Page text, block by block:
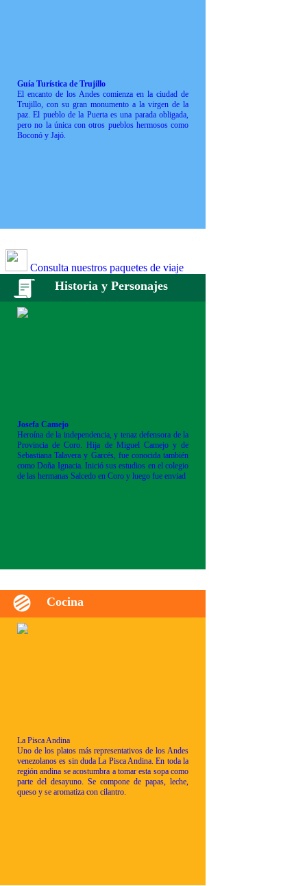
Guía Turística de Trujillo
El encanto de los Andes comienza en la ciudad de
Trujillo, con su gran monumento a la virgen de la
paz. El pueblo de la Puerta es una parada obligada,
pero no la única con otros pueblos hermosos como
Boconó y Jajó.
Consulta nuestros paquetes de viaje
Historia y Personajes
Josefa Camejo
Heroína de la independencia, y tenaz defensora de la
Provincia de Coro. Hija de Miguel Camejo y de
Sebastiana Talavera y Garcés, fue conocida también
como Doña Ignacia. Inició sus estudios en el colegio
de las hermanas Salcedo en Coro y luego fue enviad
Cocina
La Pisca Andina
Uno de los platos más representativos de los Andes
venezolanos es sin duda La Pisca Andina. En toda la
región andina se acostumbra a tomar esta sopa como
parte del desayuno. Se compone de papas, leche,
queso y se aromatiza con cilantro.